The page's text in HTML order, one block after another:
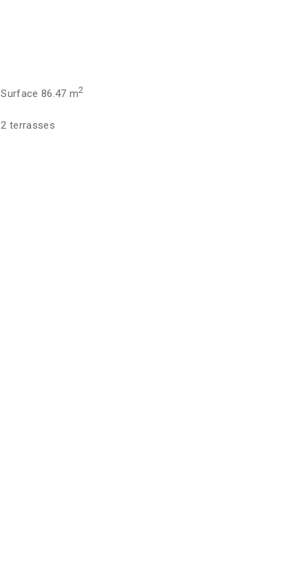
Surface 86.47 m2
2 terrasses